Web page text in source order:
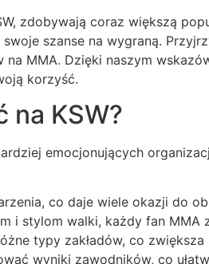
zdobywają coraz większą
szanse na wygraną.
MMA. Dzięki naszym
korzyść.
na KSW?
emocjonujących
co daje wiele okazji do
i stylom walki, każdy fan MMA
typy zakładów, co
wyniki zawodników, co